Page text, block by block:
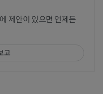
제안이 있으면 언제든
고